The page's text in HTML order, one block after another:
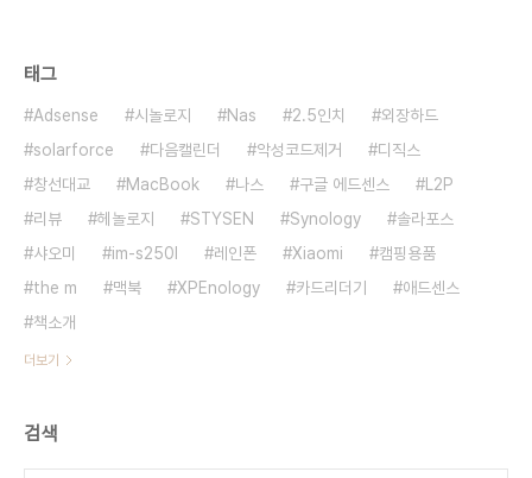
태그
Adsense 시놀로지 Nas 2.5인치
외장하드
solarforce
다음캘린더 악성코드제거
디직스
창선대교
MacBook 나스 구글 에드센스
L2P
리뷰
헤놀로지 STYSEN Synology
솔라포스
샤오미
im-s250l 레인폰 Xiaomi
캠핑용품
the m
맥북 XPEnology 카드리더기
애드센스
책소개
더보기
검색